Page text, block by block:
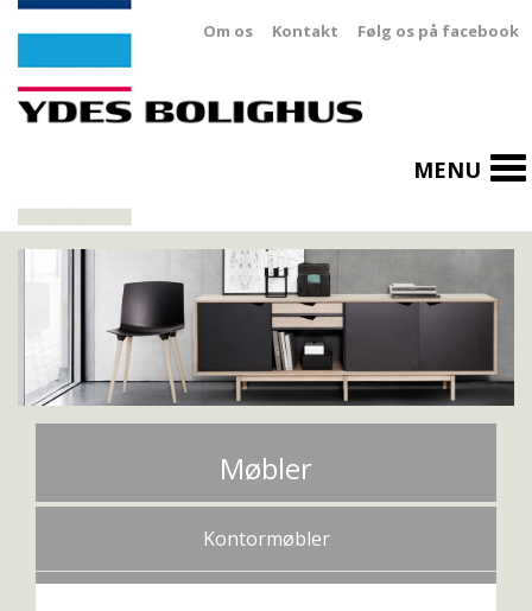
MENU
Om os Kontakt Følg os på facebook
Møbler
Kontormøbler